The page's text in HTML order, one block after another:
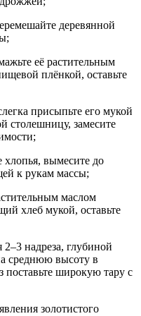
деревянной
её растительным
плёнкой, оставьте
присыпьте его мукой
столешницу, замесите
хлопья, вымесите до
к рукам массы;
маслом
хлеб мукой, оставьте
2–3 надреза, глубиной
среднюю высоту в
поставьте широкую тару с
золотистого